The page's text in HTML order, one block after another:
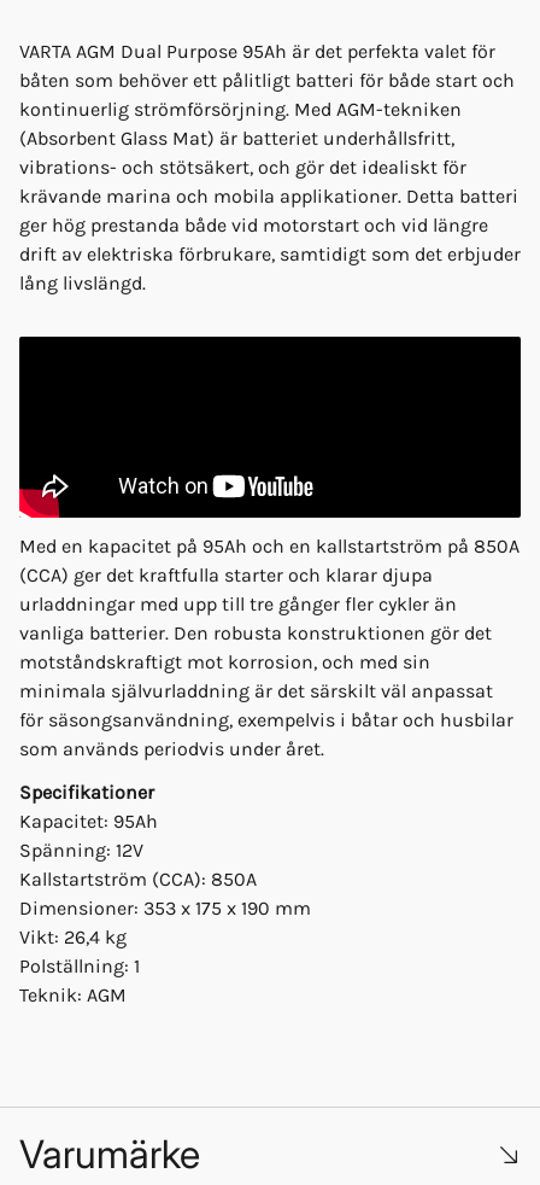
VARTA AGM Dual Purpose 95Ah är det perfekta valet för
båten som behöver ett pålitligt batteri för både start och
kontinuerlig strömförsörjning. Med AGM-tekniken
(Absorbent Glass Mat) är batteriet underhållsfritt,
vibrations- och stötsäkert, och gör det idealiskt för
krävande marina och mobila applikationer. Detta batteri
ger hög prestanda både vid motorstart och vid längre
drift av elektriska förbrukare, samtidigt som det erbjuder
lång livslängd.
Med en kapacitet på 95Ah och en kallstartström på 850A
(CCA) ger det kraftfulla starter och klarar djupa
urladdningar med upp till tre gånger fler cykler än
vanliga batterier. Den robusta konstruktionen gör det
motståndskraftigt mot korrosion, och med sin
minimala självurladdning är det särskilt väl anpassat
för säsongsanvändning, exempelvis i båtar och husbilar
som används periodvis under året.
Specifikationer
Kapacitet: 95Ah
Spänning: 12V
Kallstartström (CCA): 850A
Dimensioner: 353 x 175 x 190 mm
Vikt: 26,4 kg
Polställning: 1
Teknik: AGM
Varumärke